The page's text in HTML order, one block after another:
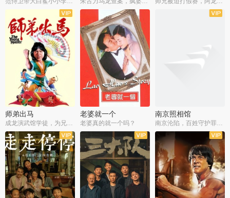
师弟出马
成龙演武馆学徒，为兄搏命战黑道
老婆就一个
老婆真的就一个吗？
南京照相馆
南京沦陷，百姓守护罪证底片